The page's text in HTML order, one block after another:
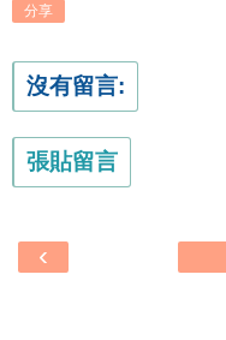
分享
沒有留言:
張貼留言
‹